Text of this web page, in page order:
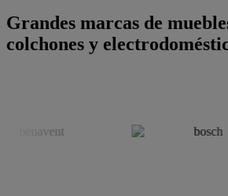
Grandes marcas de
colchones y